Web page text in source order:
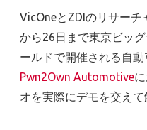
VicOneとZDIのリサーチ
から26日まで東京ビッ
ールドで開催される自
Pwn2Own Automotive
オを実際にデモを交えて